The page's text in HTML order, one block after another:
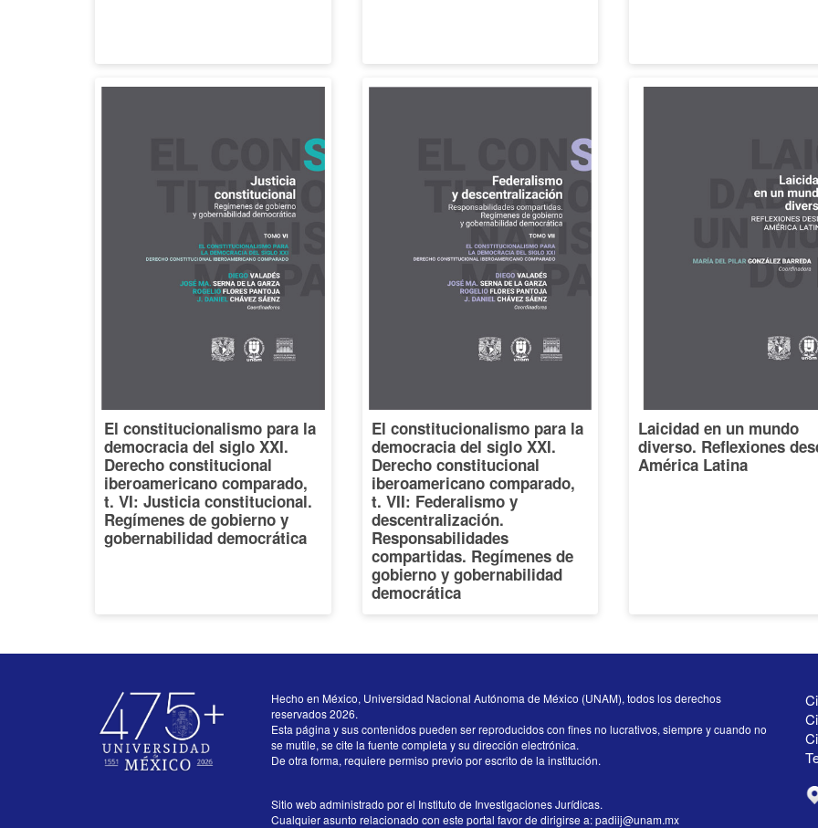
El constitucionalismo para la
democracia del siglo XXI.
Derecho constitucional
iberoamericano comparado,
t. VI: Justicia constitucional.
Regímenes de gobierno y
gobernabilidad democrática
El constitucionalismo para la
democracia del siglo XXI.
Derecho constitucional
iberoamericano comparado,
t. VII: Federalismo y
descentralización.
Responsabilidades
compartidas. Regímenes de
gobierno y gobernabilidad
democrática
Laicidad en un mundo
diverso. Reflexiones
América Latina
Hecho en México, Universidad Nacional Autónoma de México (UNAM), todos los derechos
reservados 2026.
Esta página y sus contenidos pueden ser reproducidos con fines no lucrativos, siempre y cuando no
se mutile, se cite la fuente completa y su dirección electrónica.
De otra forma, requiere permiso previo por escrito de la institución.
Sitio web administrado por el Instituto de Investigaciones Jurídicas.
Cualquier asunto relacionado con este portal favor de dirigirse a:padiij@unam.mx